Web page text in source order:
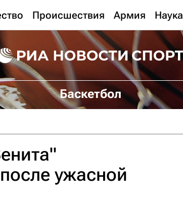
Происшествия Армия Наука
Баскетбол
ужасной